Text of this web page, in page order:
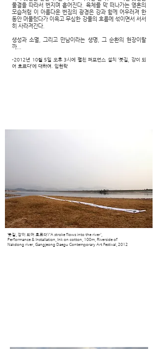
물결을 따라서 번지며 흩어진다. 육체를 막 떠나가는 영혼의
모습처럼 이 아름다운 번짐의 광경은 강과 함께 어우러져 한
동안 머물렀다가 이윽고 무심한 강물의 흐름에 섞이면서 서서
히 사라져간다.
생성과 소멸, 그리고 만남이라는 생명, 그 순환의 현장이랄
까...
-2012년 10월 5일 오후 3시에 펼친 퍼포먼스 설치 ‘붓길, 강이 되
어 흐르다’에 대하여. 임현락
‘붓길, 강이 되어 흐르다’/'A stroke flows into the river',
Performance & Installation, Ink on cotton, 100m, Riverside of
Nakdong river, Gangjeong Daegu Contemporary Art Festival, 2012